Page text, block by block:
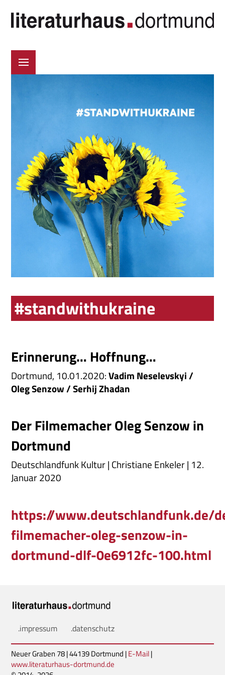
#standwithukraine
Erinnerung… Hoffnung…
Dortmund, 10.01.2020:Vadim Neselevskyi /
Oleg Senzow / Serhij Zhadan
Der Filmemacher Oleg Senzow in
Dortmund
Deutschlandfunk Kultur | Christiane Enkeler | 12.
Januar 2020
https://www.deutschlandfunk.de/
filmemacher-oleg-senzow-in-
dortmund-dlf-0e6912fc-100.html
.impressum .datenschutz
Neuer Graben 78 | 44139 Dortmund |E-Mail|
www.literaturhaus-dortmund.de